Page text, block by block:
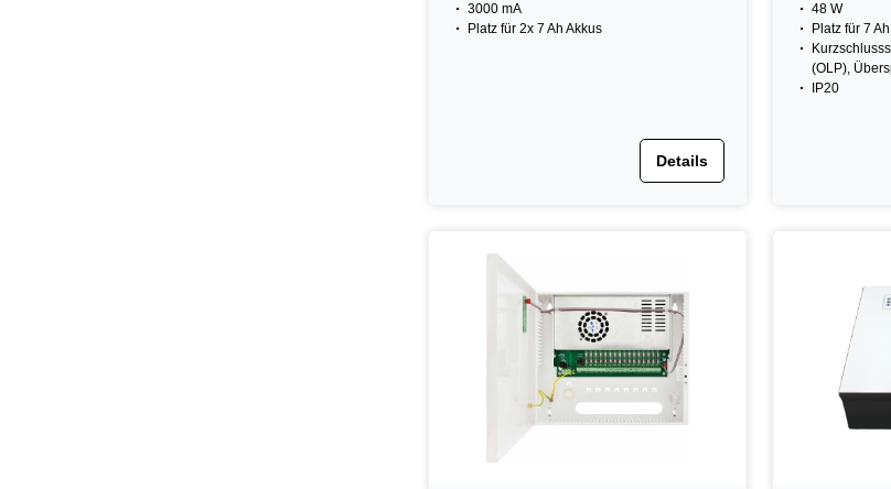
3000 mA
Platz für 2x 7 Ah Akkus
Details
48 W
Platz für 7
(OLP),
IP20